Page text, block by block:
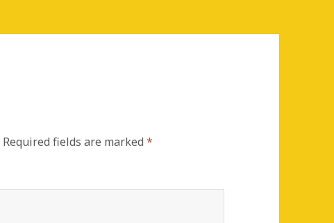
Required fields are marked*